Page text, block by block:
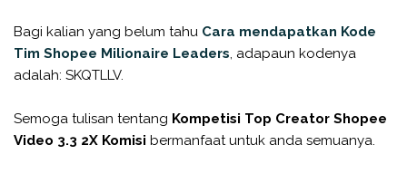
Bagi kalian yang belum tahu Cara mendapatkan Kode
Tim Shopee Milionaire Leaders , adapaun kodenya
adalah: SKQTLLV.
Semoga tulisan tentang Kompetisi Top Creator Shopee
Video 3.3 2X Komisi bermanfaat untuk anda semuanya.